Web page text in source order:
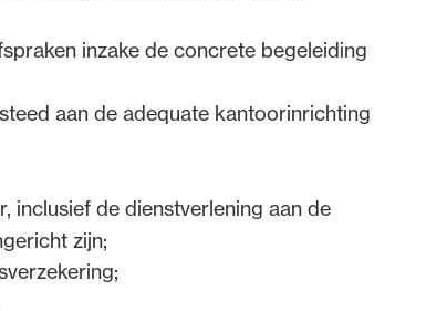
inzake de concrete begeleiding
aan de adequate kantoorinrichting
inclusief de dienstverlening aan de
zijn;